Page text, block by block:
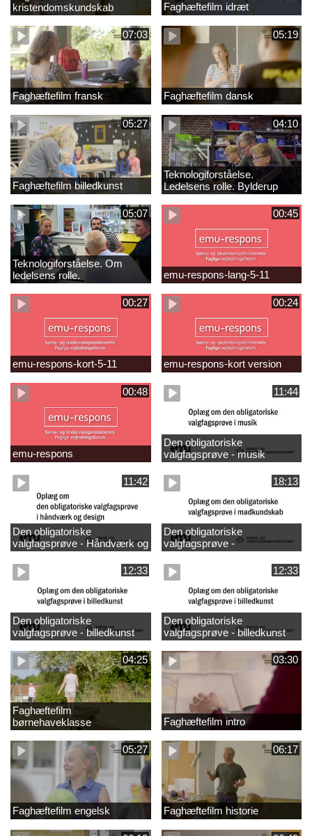
kristendomskundskab
Faghæftefilm idræt
07:03
Faghæftefilm fransk
05:19
Faghæftefilm dansk
05:27
Faghæftefilm billedkunst
04:10
Teknologiforståelse.
Ledelsens rolle. Bylderup
Skole
05:07
Teknologiforståelse. Om
ledelsens rolle.
Sofiendalskolen
00:45
emu-respons-lang-5-11
00:27
emu-respons-kort-5-11
00:24
emu-respons-kort version
00:48
emu-respons
11:44
Den obligatoriske
valgfagsprøve - musik
11:42
Den obligatoriske
valgfagsprøve - Håndværk og
design
18:13
Den obligatoriske
valgfagsprøve -
madkundskab
12:33
Den obligatoriske
valgfagsprøve - billedkunst
større LK
12:33
Den obligatoriske
valgfagsprøve - billedkunst
04:25
Faghæftefilm
børnehaveklasse
03:30
Faghæftefilm intro
05:27
Faghæftefilm engelsk
06:17
Faghæftefilm historie